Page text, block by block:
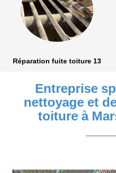
Réparation fuite toiture 13
Entreprise
nettoyage et
toiture à